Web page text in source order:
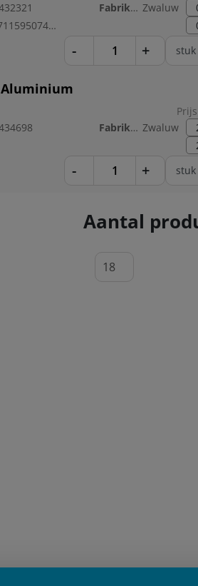
Fabrikant: Zwaluw
8711595009003,8711595074995
- + stuk
Fabrikant: Zwaluw
- + stuk
Aantal